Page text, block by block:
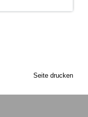
Seite drucken